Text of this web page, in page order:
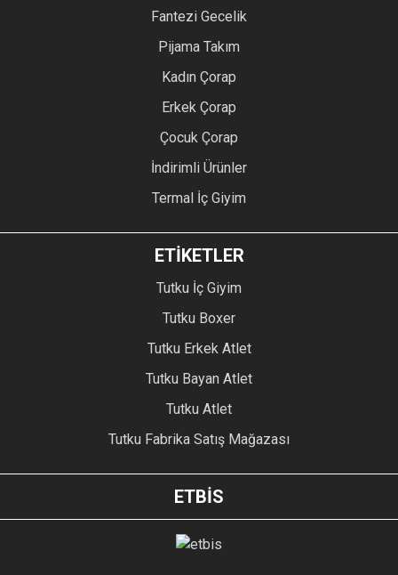
Fantezi Gecelik
Pijama Takım
Kadın Çorap
Erkek Çorap
Çocuk Çorap
İndirimli Ürünler
Termal İç Giyim
ETİKETLER
Tutku İç Giyim
Tutku Boxer
Tutku Erkek Atlet
Tutku Bayan Atlet
Tutku Atlet
Tutku Fabrika Satış Mağazası
ETBİS